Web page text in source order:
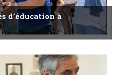
d’éducation à